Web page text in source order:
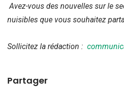
Avez-vous des nouvelles sur le
nuisibles que vous souhaitez
Sollicitez la rédaction :
Partager